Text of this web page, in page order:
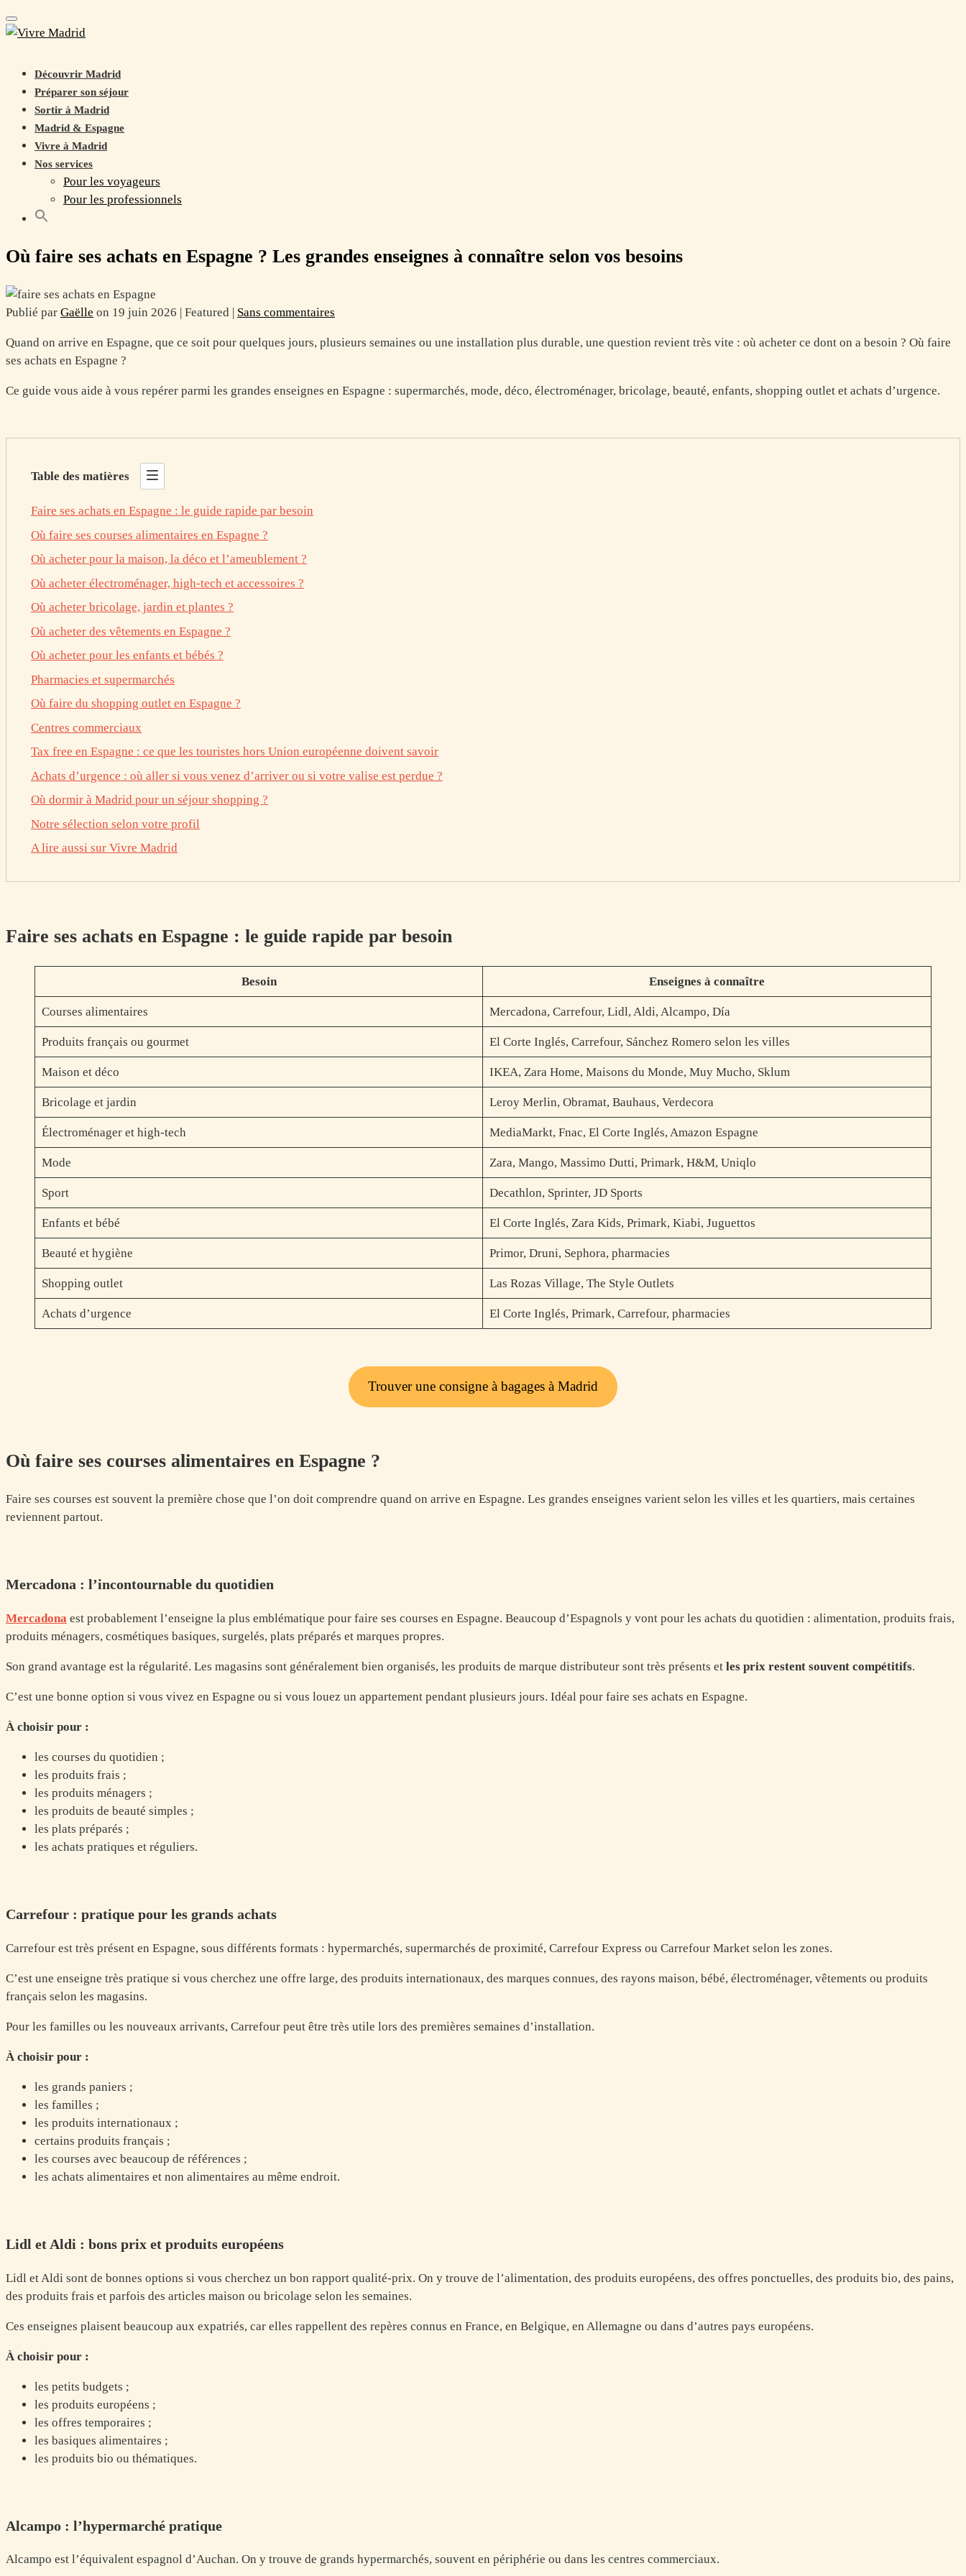
Toggle navigation
Découvrir Madrid
Préparer son séjour
Sortir à Madrid
Madrid & Espagne
Vivre à Madrid
Nos services
Pour les voyageurs
Pour les professionnels
Où faire ses achats en Espagne ? Les grandes enseignes à connaître selon vos besoins
Publié par Gaëlle on 19 juin 2026 | Featured Sans commentaires
Quand on arrive en Espagne, que ce soit pour quelques jours, plusieurs semaines ou une installation plus durable, une question revient très vite : où acheter ce dont on a besoin ? Où faire
ses achats en Espagne ?
Ce guide vous aide à vous repérer parmi les grandes enseignes en Espagne : supermarchés, mode, déco, électroménager, bricolage, beauté, enfants, shopping outlet et achats d’urgence.
Table des matières
Faire ses achats en Espagne : le guide rapide par besoin
Où faire ses courses alimentaires en Espagne ?
Où acheter pour la maison, la déco et l’ameublement ?
Où acheter électroménager, high-tech et accessoires ?
Où acheter bricolage, jardin et plantes ?
Où acheter des vêtements en Espagne ?
Où acheter pour les enfants et bébés ?
Pharmacies et supermarchés
Où faire du shopping outlet en Espagne ?
Centres commerciaux
Tax free en Espagne : ce que les touristes hors Union européenne doivent savoir
Achats d’urgence : où aller si vous venez d’arriver ou si votre valise est perdue ?
Où dormir à Madrid pour un séjour shopping ?
Notre sélection selon votre profil
A lire aussi sur Vivre Madrid
Faire ses achats en Espagne : le guide rapide par besoin
Besoin Enseignes à connaître
Courses alimentaires Mercadona, Carrefour, Lidl, Aldi, Alcampo, Día
Produits français ou gourmet El Corte Inglés, Carrefour, Sánchez Romero selon les villes
Maison et déco IKEA, Zara Home, Maisons du Monde, Muy Mucho, Sklum
Bricolage et jardin Leroy Merlin, Obramat, Bauhaus, Verdecora
Électroménager et high-tech MediaMarkt, Fnac, El Corte Inglés, Amazon Espagne
Mode Zara, Mango, Massimo Dutti, Primark, H&M, Uniqlo
Sport Decathlon, Sprinter, JD Sports
Enfants et bébé El Corte Inglés, Zara Kids, Primark, Kiabi, Juguettos
Beauté et hygiène Primor, Druni, Sephora, pharmacies
Shopping outlet Las Rozas Village, The Style Outlets
Achats d’urgence El Corte Inglés, Primark, Carrefour, pharmacies
Trouver une consigne à bagages à Madrid
Où faire ses courses alimentaires en Espagne ?
Faire ses courses est souvent la première chose que l’on doit comprendre quand on arrive en Espagne. Les grandes enseignes varient selon les villes et les quartiers, mais certaines
reviennent partout.
Mercadona : l’incontournable du quotidien
Mercadona est probablement l’enseigne la plus emblématique pour faire ses courses en Espagne. Beaucoup d’Espagnols y vont pour les achats du quotidien : alimentation, produits frais,
produits ménagers, cosmétiques basiques, surgelés, plats préparés et marques propres.
Son grand avantage est la régularité. Les magasins sont généralement bien organisés, les produits de marque distributeur sont très présents et les prix restent souvent compétitifs.
C’est une bonne option si vous vivez en Espagne ou si vous louez un appartement pendant plusieurs jours. Idéal pour faire ses achats en Espagne.
À choisir pour :
les courses du quotidien ;
les produits frais ;
les produits ménagers ;
les produits de beauté simples ;
les plats préparés ;
les achats pratiques et réguliers.
Carrefour : pratique pour les grands achats
Carrefour est très présent en Espagne, sous différents formats : hypermarchés, supermarchés de proximité, Carrefour Express ou Carrefour Market selon les zones.
C’est une enseigne très pratique si vous cherchez une offre large, des produits internationaux, des marques connues, des rayons maison, bébé, électroménager, vêtements ou produits
français selon les magasins.
Pour les familles ou les nouveaux arrivants, Carrefour peut être très utile lors des premières semaines d’installation.
À choisir pour :
les grands paniers ;
les familles ;
les produits internationaux ;
certains produits français ;
les courses avec beaucoup de références ;
les achats alimentaires et non alimentaires au même endroit.
Lidl et Aldi : bons prix et produits européens
Lidl et Aldi sont de bonnes options si vous cherchez un bon rapport qualité-prix. On y trouve de l’alimentation, des produits européens, des offres ponctuelles, des produits bio, des pains,
des produits frais et parfois des articles maison ou bricolage selon les semaines.
Ces enseignes plaisent beaucoup aux expatriés, car elles rappellent des repères connus en France, en Belgique, en Allemagne ou dans d’autres pays européens.
À choisir pour :
les petits budgets ;
les produits européens ;
les offres temporaires ;
les basiques alimentaires ;
les produits bio ou thématiques.
Alcampo : l’hypermarché pratique
Alcampo est l’équivalent espagnol d’Auchan. On y trouve de grands hypermarchés, souvent en périphérie ou dans les centres commerciaux.